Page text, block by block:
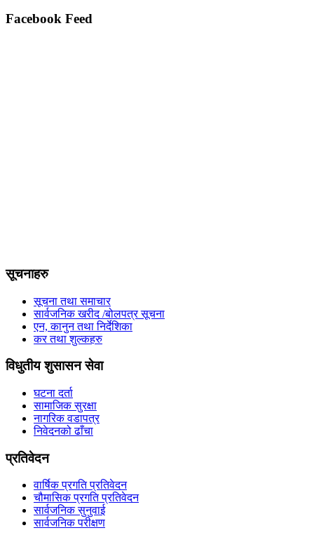
Facebook Feed
सूचनाहरु
सूचना तथा समाचार
सार्वजनिक खरीद /बोलपत्र सूचना
एन, कानुन तथा निर्देशिका
कर तथा शुल्कहरु
विधुतीय शुसासन सेवा
घटना दर्ता
सामाजिक सुरक्षा
नागरिक वडापत्र
निवेदनको ढाँचा
प्रतिवेदन
वार्षिक प्रगति प्रतिवेदन
चौमासिक प्रगति प्रतिवेदन
सार्वजनिक सुनुवाई
सार्वजनिक परीक्षण